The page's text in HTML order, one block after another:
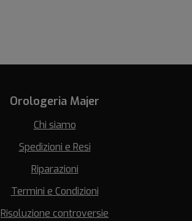
Orologeria Majer
Chi siamo
Spedizioni e Resi
Riparazioni
Termini e Condizioni
Risoluzione controversie